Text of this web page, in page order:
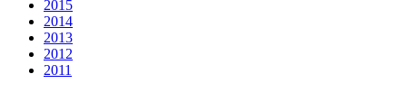
2015
2014
2013
2012
2011